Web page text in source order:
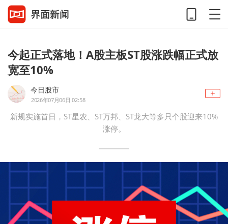
今起正式落地！A股主板ST股涨跌幅正式放
宽至10%
今日股市
2026年07月06日 02:58
新规实施首日，ST星农、ST万邦、ST龙大等多只个股迎来10%
涨停。